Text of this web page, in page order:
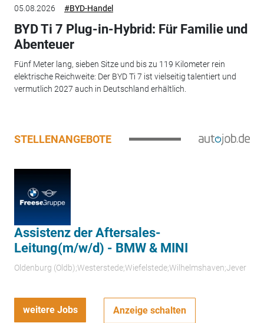
05.08.2026 #BYD-Handel
BYD Ti 7 Plug-in-Hybrid: Für Familie und
Abenteuer
Fünf Meter lang, sieben Sitze und bis zu 119 Kilometer rein
elektrische Reichweite: Der BYD Ti 7 ist vielseitig talentiert und
vermutlich 2027 auch in Deutschland erhältlich.
STELLENANGEBOTE
Assistenz der Aftersales-
Leitung(m/w/d) - BMW & MINI
Oldenburg (Oldb);Westerstede;Wiefelstede;Wilhelmshaven;Jever
weitere Jobs Anzeige schalten